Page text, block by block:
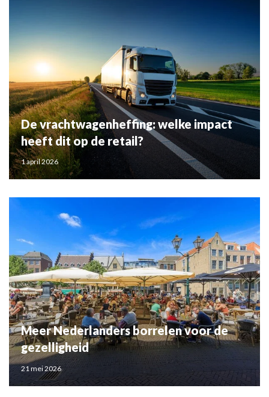
De vrachtwagenheffing: welke impact
heeft dit op de retail?
1 april 2026
Meer Nederlanders borrelen voor de
gezelligheid
21 mei 2026